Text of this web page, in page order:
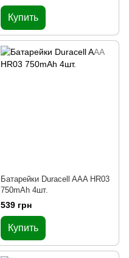
Купить
Батарейки Duracell AAA HR03
750mAh 4шт.
539 грн
Купить